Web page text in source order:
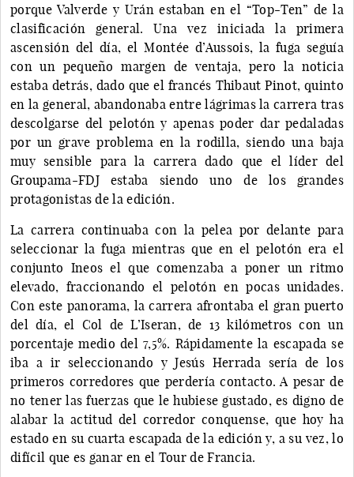
porque Valverde y Urán estaban en el “Top-Ten” de la
clasificación general. Una vez iniciada la primera
ascensión del día, el Montée d’Aussois, la fuga seguía
con un pequeño margen de ventaja, pero la noticia
estaba detrás, dado que el francés Thibaut Pinot, quinto
en la general, abandonaba entre lágrimas la carrera tras
descolgarse del pelotón y apenas poder dar pedaladas
por un grave problema en la rodilla, siendo una baja
muy sensible para la carrera dado que el líder del
Groupama-FDJ estaba siendo uno de los grandes
protagonistas de la edición.
La carrera continuaba con la pelea por delante para
seleccionar la fuga mientras que en el pelotón era el
conjunto Ineos el que comenzaba a poner un ritmo
elevado, fraccionando el pelotón en pocas unidades.
Con este panorama, la carrera afrontaba el gran puerto
del día, el Col de L’Iseran, de 13 kilómetros con un
porcentaje medio del 7,5%. Rápidamente la escapada se
iba a ir seleccionando y Jesús Herrada sería de los
primeros corredores que perdería contacto. A pesar de
no tener las fuerzas que le hubiese gustado, es digno de
alabar la actitud del corredor conquense, que hoy ha
estado en su cuarta escapada de la edición y, a su vez, lo
difícil que es ganar en el Tour de Francia.